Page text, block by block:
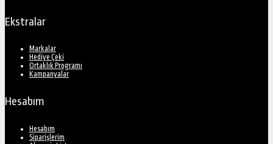
Ekstralar
Markalar
Hediye Çeki
Ortaklık Programı
Kampanyalar
Hesabım
Hesabım
Siparişlerim